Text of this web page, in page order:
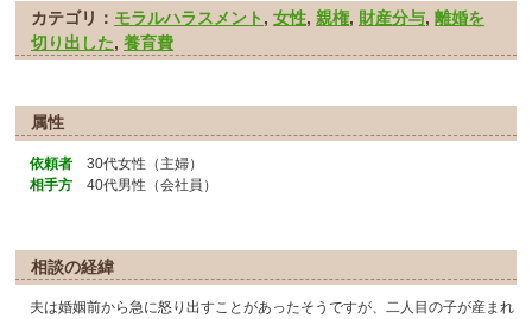
カテゴリ： モラルハラスメント ,女性,親権, 財産分与,離婚を
切り出した,養育費
属性
依頼者 30代女性（主婦）
相手方 40代男性（会社員）
相談の経緯
夫は婚姻前から急に怒り出すことがあったそうですが、二人目の子が産まれ